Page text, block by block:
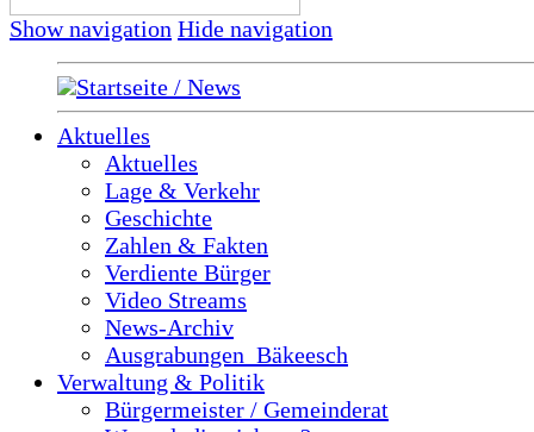
Show navigation Hide navigation
Startseite / News
Aktuelles
Aktuelles
Lage & Verkehr
Geschichte
Zahlen & Fakten
Verdiente Bürger
Video Streams
News-Archiv
Ausgrabungen_Bäkeesch
Verwaltung & Politik
Bürgermeister / Gemeinderat